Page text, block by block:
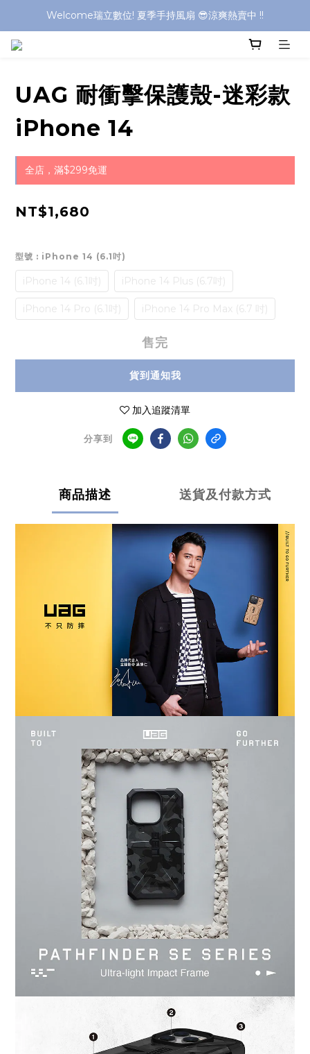
Welcome瑞立數位! 夏季手持風扇 😎涼爽熱賣中 !!
Welcome瑞立數位! 夏季手持風扇 😎涼爽熱賣中 !!
Welcome瑞立數位! 夏季手持風扇 😎涼爽熱賣中 !!
UAG 耐衝擊保護殼-迷彩款
iPhone 14
全店，滿$299免運
NT$1,680
型號 : iPhone 14 (6.1吋)
iPhone 14 (6.1吋) iPhone 14 Plus (6.7吋)
iPhone 14 Pro (6.1吋) iPhone 14 Pro Max (6.7 吋)
售完
貨到通知我
加入追蹤清單
分享到
商品描述 送貨及付款方式